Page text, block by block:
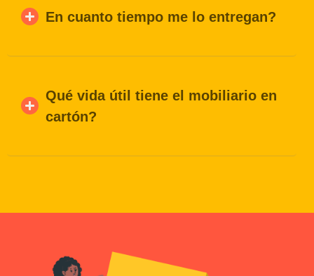
En cuanto tiempo me lo entregan?
Qué vida útil tiene el mobiliario en
cartón?